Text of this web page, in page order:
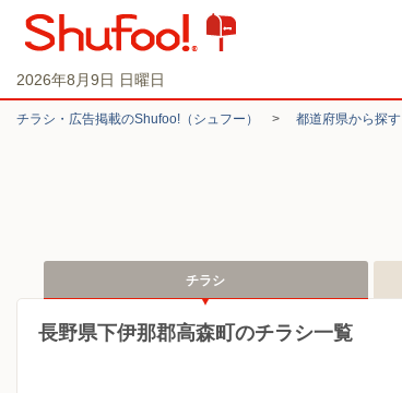
2026年8月9日 日曜日
チラシ・​広告掲載の​Shufoo!​（シュフー） > 都道府県から探す
チラシ
長野県下伊那郡高森町のチラシ一覧